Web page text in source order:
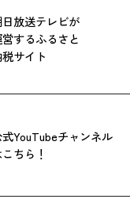
日放送テレビが
するふるさと
サイト
YouTubeチャンネル
こちら！